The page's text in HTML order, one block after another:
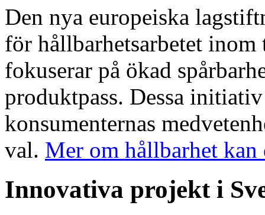
Den nya europeiska
för hållbarhetsarbetet
fokuserar på ökad
produktpass. Dessa
konsumenternas
val. Mer om hållbarhet kan
Innovativa projekt i